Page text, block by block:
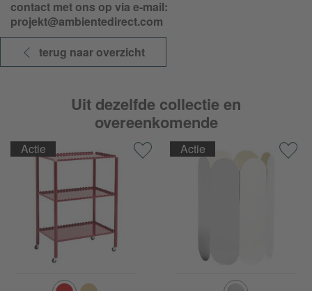
contact met ons op via e-mail:
projekt@ambientedirect.com
terug naar overzicht
Uit dezelfde collectie en
overeenkomende
Actie Actie